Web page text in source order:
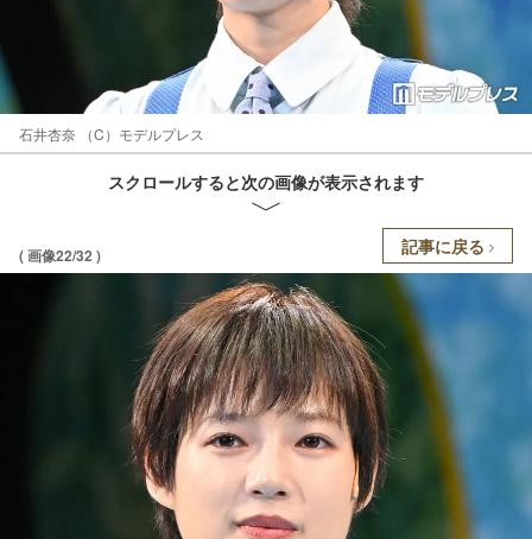
石井杏奈 （C）モデルプレス
スクロールすると次の画像が表示されます
( 画像22/32 ) 記事に戻る